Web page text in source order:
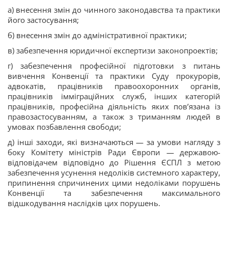
а) внесення змін до чинного законодавства та практики
його застосування;
б) внесення змін до адміністративної практики;
в) забезпечення юридичної експертизи законопроектів;
г) забезпечення професійної підготовки з питань
вивчення Конвенції та практики Суду прокурорів,
адвокатів, працівників правоохоронних органів,
працівників імміграційних служб, інших категорій
працівників, професійна діяльність яких пов’язана із
правозастосуванням, а також з триманням людей в
умовах позбавлення свободи;
д) інші заходи, які визначаються — за умови нагляду з
боку Комітету міністрів Ради Європи — державою-
відповідачем відповідно до Рішення ЄСПЛ з метою
забезпечення усунення недоліків системного характеру,
припинення спричинених цими недоліками порушень
Конвенції та забезпечення максимального
відшкодування наслідків цих порушень.